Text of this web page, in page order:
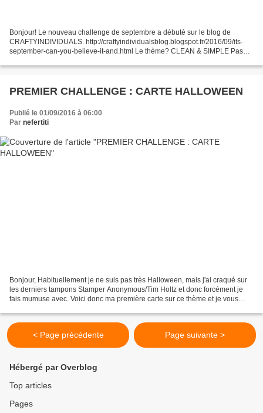
Bonjour! Le nouveau challenge de septembre a débuté sur le blog de
CRAFTYINDIVIDUALS. http://craftyindividualsblog.blogspot.fr/2016/09/its-
september-can-you-believe-it-and.html Le thème? CLEAN & SIMPLE Pas
PREMIER CHALLENGE : CARTE HALLOWEEN
Publié le 01/09/2016 à 06:00
Par nefertiti
Bonjour, Habituellement je ne suis pas très Halloween, mais j'ai craqué sur
les derniers tampons Stamper Anonymous/Tim Holtz et donc forcément je
fais mumuse avec. Voici donc ma première carte sur ce thème et je vous
< Page précédente Page suivante >
Hébergé par Overblog
Top articles
Pages